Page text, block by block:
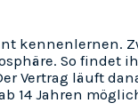
kennenlernen.
So findet
Vertrag läuft
14 Jahren